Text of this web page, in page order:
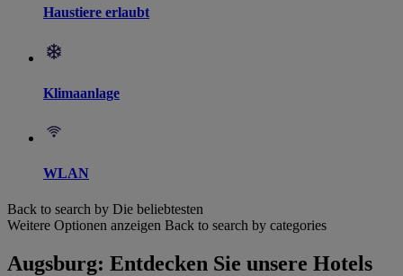
Haustiere erlaubt
Klimaanlage
WLAN
Back to search by Die beliebtesten
Weitere Optionen anzeigen Back to search by categories
Augsburg: Entdecken Sie unsere Hotels